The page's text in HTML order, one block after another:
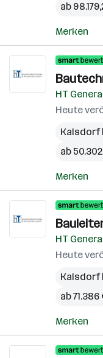
ab
Merken
HT
Heute
Kalsdorf
ab
Merken
HT
Heute
Kalsdorf
ab
Merken